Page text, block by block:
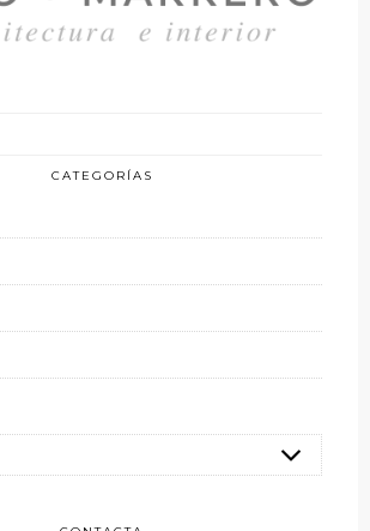
CATEGORÍAS